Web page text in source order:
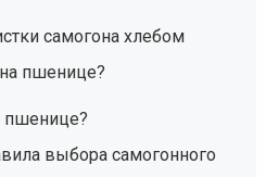
самогона хлебом
пшенице?